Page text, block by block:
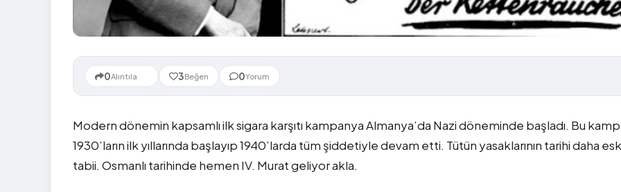
0Alıntıla 3Beğen 0Yorum
Modern dönemin kapsamlı ilk sigara karşıtı kampanya Almanya’da Nazi döneminde başladı. Bu
1930’ların ilk yıllarında başlayıp 1940’larda tüm şiddetiyle devam etti. Tütün yasaklarının tarihi daha
tabii. Osmanlı tarihinde hemen IV. Murat geliyor akla.